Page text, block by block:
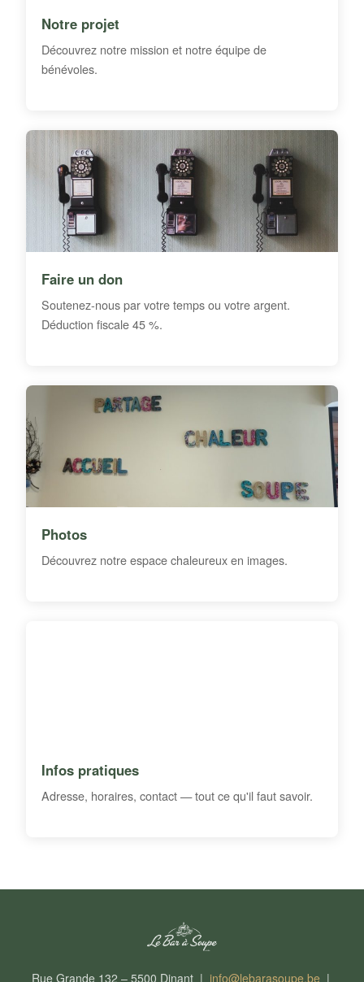
Notre projet
Découvrez notre mission et notre équipe de
bénévoles.
Faire un don
Soutenez-nous par votre temps ou votre argent.
Déduction fiscale 45 %.
Photos
Découvrez notre espace chaleureux en images.
Infos pratiques
Adresse, horaires, contact — tout ce qu'il faut savoir.
Rue Grande 132 – 5500 Dinant | info@lebarasoupe.be|